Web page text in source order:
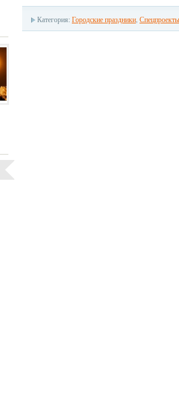
Категория: Городские праздники, Спецпроекты